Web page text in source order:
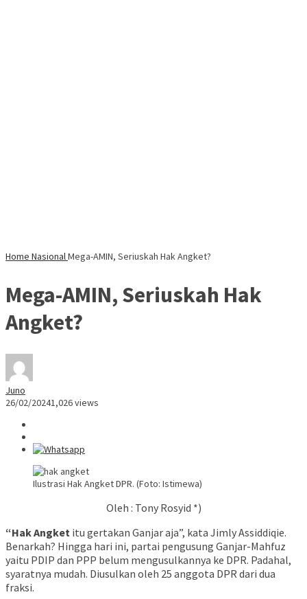
Home NasionalMega-AMIN, Seriuskah Hak Angket?
Mega-AMIN, Seriuskah Hak
Angket?
Juno
26/02/20241,026 views
Ilustrasi Hak Angket DPR. (Foto: Istimewa)
Oleh : Tony Rosyid *)
“Hak Angket itu gertakan Ganjar aja”, kata Jimly Assiddiqie.
Benarkah? Hingga hari ini, partai pengusung Ganjar-Mahfuz
yaitu PDIP dan PPP belum mengusulkannya ke DPR. Padahal,
syaratnya mudah. Diusulkan oleh 25 anggota DPR dari dua
fraksi.